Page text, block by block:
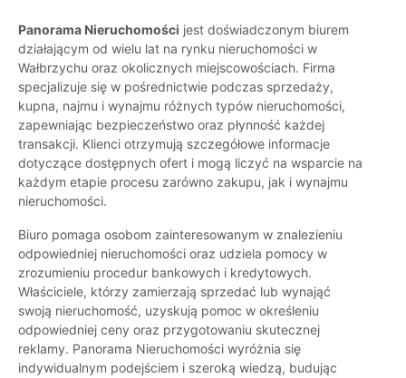
Panorama Nieruchomości jest doświadczonym biurem
działającym od wielu lat na rynku nieruchomości w
Wałbrzychu oraz okolicznych miejscowościach. Firma
specjalizuje się w pośrednictwie podczas sprzedaży,
kupna, najmu i wynajmu różnych typów nieruchomości,
zapewniając bezpieczeństwo oraz płynność każdej
transakcji. Klienci otrzymują szczegółowe informacje
dotyczące dostępnych ofert i mogą liczyć na wsparcie na
każdym etapie procesu zarówno zakupu, jak i wynajmu
nieruchomości.
Biuro pomaga osobom zainteresowanym w znalezieniu
odpowiedniej nieruchomości oraz udziela pomocy w
zrozumieniu procedur bankowych i kredytowych.
Właściciele, którzy zamierzają sprzedać lub wynająć
swoją nieruchomość, uzyskują pomoc w określeniu
odpowiedniej ceny oraz przygotowaniu skutecznej
reklamy. Panorama Nieruchomości wyróżnia się
indywidualnym podejściem i szeroką wiedzą, budując